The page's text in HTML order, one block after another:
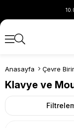
Anasayfa Çevre
Klavye ve